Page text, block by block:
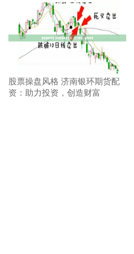
股票操盘风格 济南银环期货配
资：助力投资，创造财富